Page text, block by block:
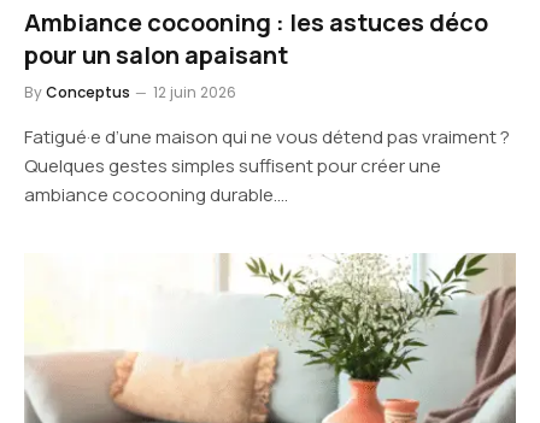
Ambiance cocooning : les astuces déco
pour un salon apaisant
ByConceptus 12 juin 2026
Fatigué·e d’une maison qui ne vous détend pas vraiment ?
Quelques gestes simples suffisent pour créer une
ambiance cocooning durable.…